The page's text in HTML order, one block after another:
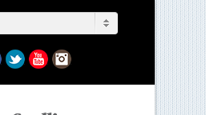
Facebook
TwitterYouTubeInstagram